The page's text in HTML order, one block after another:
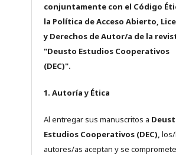
conjuntamente con el Código
la Política de Acceso Abierto,
y Derechos de Autor/a de la
"Deusto Estudios Cooperativos
(DEC)".
1. Autoría y Ética
Al entregar sus manuscritos a
Estudios Cooperativos (DEC),
autores/as aceptan y se